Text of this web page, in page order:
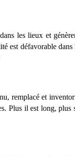
les lieux et génè
é est défavorable dans
remplacéet
Plus il est long, plus